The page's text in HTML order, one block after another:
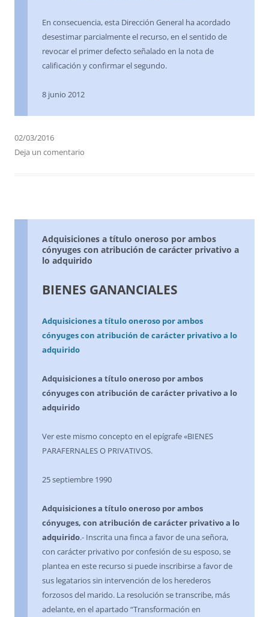
En consecuencia, esta Dirección General ha acordado
desestimar parcialmente el recurso, en el sentido de
revocar el primer defecto señalado en la nota de
calificación y confirmar el segundo.
8 junio 2012
02/03/2016
Deja un comentario
Adquisiciones a título oneroso por ambos
cónyuges con atribución de carácter privativo a
lo adquirido
BIENES GANANCIALES
Adquisiciones a título oneroso por ambos
cónyuges con atribución de carácter privativo a lo
adquirido
Adquisiciones a título oneroso por ambos
cónyuges con atribución de carácter privativo a lo
adquirido
Ver este mismo concepto en el epígrafe «BIENES
PARAFERNALES O PRIVATIVOS.
25 septiembre 1990
Adquisiciones a título oneroso por ambos
cónyuges, con atribución de carácter privativo a lo
adquirido.- Inscrita una finca a favor de una señora,
con carácter privativo por confesión de su esposo, se
plantea en este recurso si puede inscribirse a favor de
sus legatarios sin intervención de los herederos
forzosos del marido. La resolución se transcribe, más
adelante, en el apartado “Transformación en